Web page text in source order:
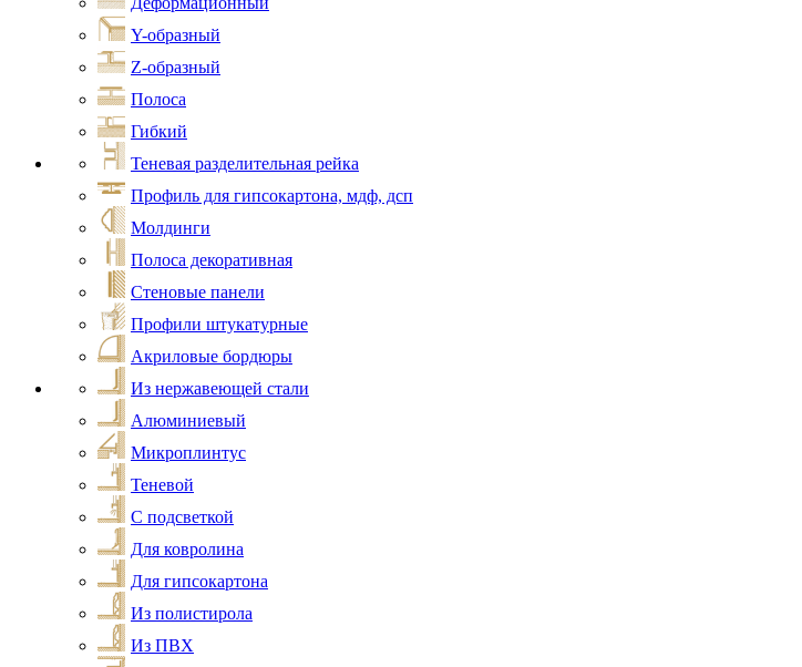
Y-образный
Z-образный
Полоса
Гибкий
Теневая разделительная рейка
Профиль для гипсокартона, мдф, дсп
Молдинги
Полоса декоративная
Стеновые панели
Профили штукатурные
Акриловые бордюры
Из нержавеющей стали
Алюминиевый
Микроплинтус
Теневой
С подсветкой
Для ковролина
Для гипсокартона
Из полистирола
Из ПВХ